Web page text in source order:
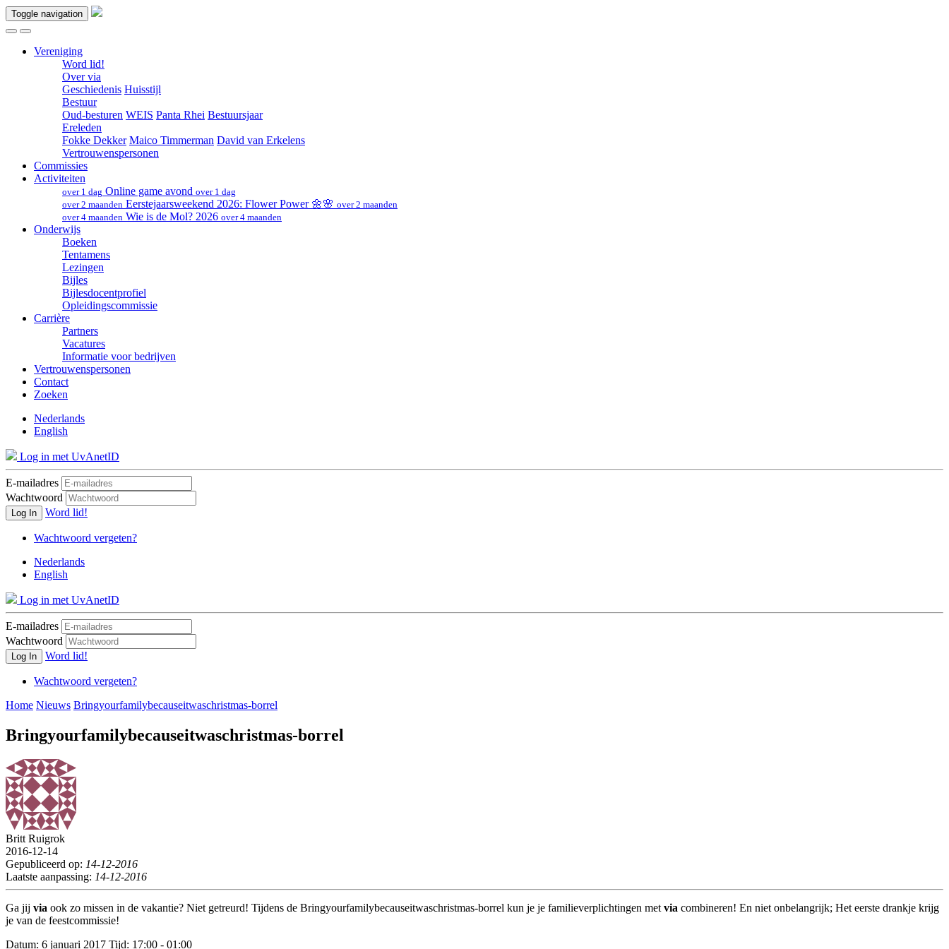
Toggle navigation
Vereniging
Word lid!
Over via
Geschiedenis Huisstijl
Bestuur
Oud-besturen WEIS Panta Rhei Bestuursjaar
Ereleden
Fokke Dekker Maico Timmerman David van Erkelens
Vertrouwenspersonen
Commissies
Activiteiten
over 1 dag Online game avond over 1 dag
over 2 maanden Eerstejaarsweekend 2026: Flower Power 🌼🌸 over 2 maanden
over 4 maanden Wie is de Mol? 2026 over 4 maanden
Onderwijs
Boeken
Tentamens
Lezingen
Bijles
Bijlesdocentprofiel
Opleidingscommissie
Carrière
Partners
Vacatures
Informatie voor bedrijven
Vertrouwenspersonen
Contact
Zoeken
Nederlands
English
Log in met UvAnetID
E-mailadres
Wachtwoord
Log In Word lid!
Wachtwoord vergeten?
Nederlands
English
Log in met UvAnetID
E-mailadres
Wachtwoord
Log In Word lid!
Wachtwoord vergeten?
Home Nieuws Bringyourfamilybecauseitwaschristmas-borrel
Bringyourfamilybecauseitwaschristmas-borrel
Britt Ruigrok
2016-12-14
Gepubliceerd op: 14-12-2016
Laatste aanpassing: 14-12-2016
Ga jij via ook zo missen in de vakantie? Niet getreurd! Tijdens de Bringyourfamilybecauseitwaschristmas-borrel kun je je familieverplichtingen met via combineren! En niet onbelangrijk; Het eerste drankje krijg
je van de feestcommissie!
Datum: 6 januari 2017 Tijd: 17:00 - 01:00